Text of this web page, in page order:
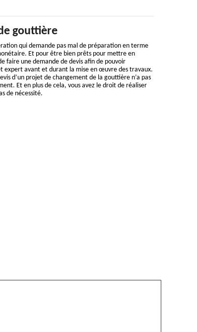
gouttière
qui demande pas mal de préparation en terme
Et pour être bien prêts pour mettre en
faire une demande de devis afin de pouvoir
expert avant et durant la mise en œuvre des travaux.
d’un projet de changement de la gouttière n’a pas
Et en plus de cela, vous avez le droit de réaliser
de nécessité.